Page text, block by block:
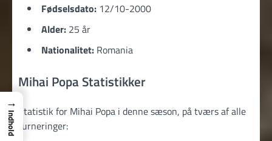
Fødselsdato: 12/10-2000
Alder: 25 år
Nationalitet: Romania
Mihai Popa Statistikker
Statistik for Mihai Popa i denne sæson, på tværs af alle
turneringer:
→
Indhold